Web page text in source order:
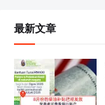
最新文章